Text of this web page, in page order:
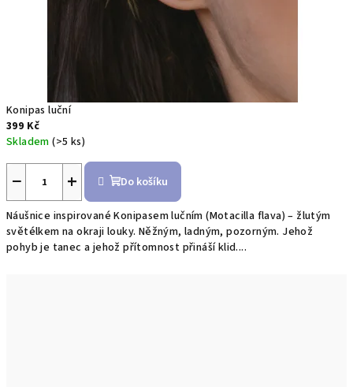
Konipas luční
399 Kč
Skladem(>5 ks)
+
− Do košíku
Náušnice inspirované Konipasem lučním (Motacilla flava) – žlutým
světélkem na okraji louky. Něžným, ladným, pozorným. Jehož
pohyb je tanec a jehož přítomnost přináší klid....